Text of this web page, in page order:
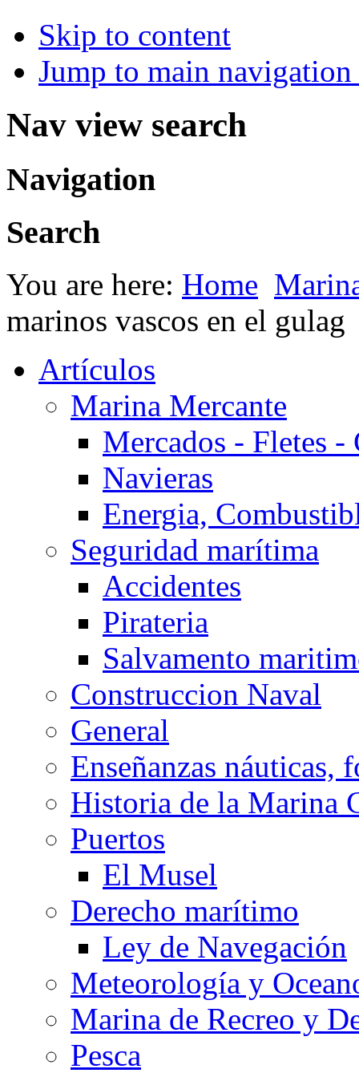
Skip to content
Jump to main
Nav view search
Navigation
Search
You are here: Home
marinos vascos en el gulag
Artículos
Marina Mercante
Mercados - Fletes -
Navieras
Energia,
Seguridad marítima
Accidentes
Pirateria
Salvamento
Construccion Naval
General
Enseñanzas náuticas,
Historia de la Marina
Puertos
El Musel
Derecho marítimo
Ley de Navegación
Meteorología y
Marina de Recreo y
Pesca